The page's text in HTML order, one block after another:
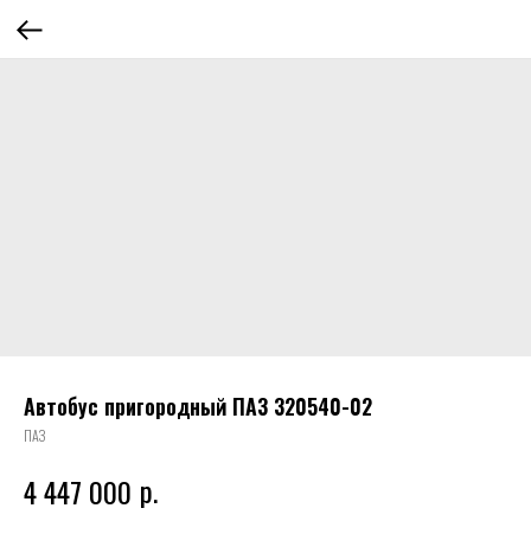
Автобус пригородный ПАЗ 320540-02
ПАЗ
4 447 000 р.